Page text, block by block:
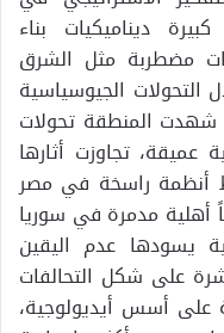
ديناميكيات بناء
مضطربة مثل الشرق
الجيوسياسية
بعد 2011. حيث شهدت المنطقة تحولات
عميقة، تجاوزت أثارها
أنظمة راسخة في مصر
أهلية مدمرة في سوريا
يسودها عدم اليقين
على شكل التحالفات
على أسس أيديولوجية،